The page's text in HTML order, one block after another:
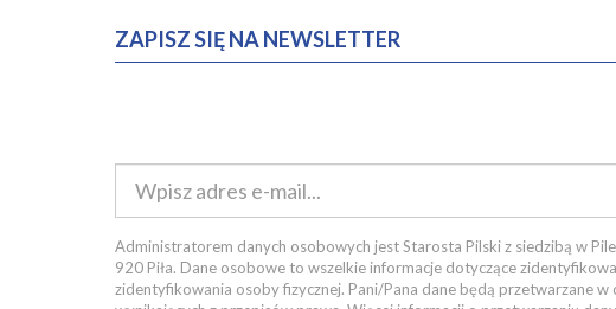
ZAPISZ SIĘ NA NEWSLETTER
Administratorem danych osobowych jest Starosta Pilski z siedzibą w
920 Piła. Dane osobowe to wszelkie informacje dotyczące
zidentyfikowania osoby fizycznej. Pani/Pana dane będą przetwarzane w